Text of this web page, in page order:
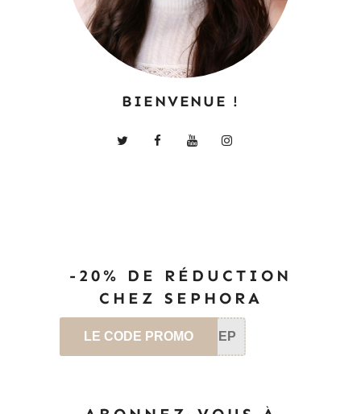
BIENVENUE !
-20% DE RÉDUCTION
CHEZ SEPHORA
LE CODE PROMO SEP